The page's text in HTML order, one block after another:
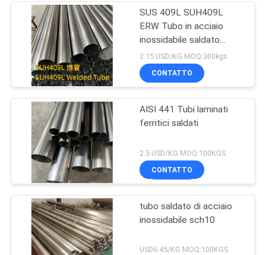
SUS 409L SUH409L
ERW Tubo in acciaio
inossidabile saldato
ricottato e sottaceto
60*2mm
2.15 USD/KG MOQ:300kgs
CONTATTO
AISI 441 Tubi laminati
ferritici saldati
2.5 USD/KG MOQ:100KGS
CONTATTO
tubo saldato di acciaio
inossidabile sch10
USD6.45/KG MOQ:100KGS